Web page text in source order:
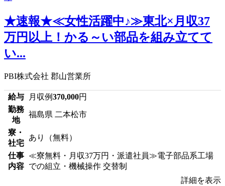
★速報★≪女性活躍中♪≫東北×月収37
万円以上！かる～い部品を組み立てて
い...
PBI株式会社 郡山営業所
給与 月収例370,000円
勤務
地
福島県 二本松市
寮・
社宅
あり（無料）
仕事
内容
≪寮無料・月収37万円・派遣社員≫電子部品系工場
での組立・機械操作 交替制
詳細を表示